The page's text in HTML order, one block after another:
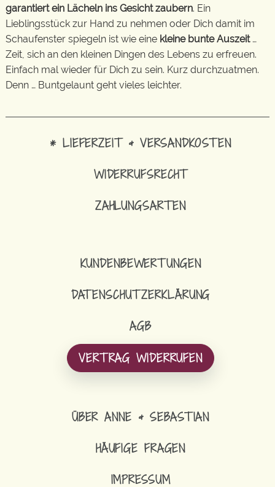
garantiert ein Lächeln ins Gesicht zaubern. Ein
Lieblingsstück zur Hand zu nehmen oder Dich damit im
Schaufenster spiegeln ist wie eine kleine bunte Auszeit…
Zeit, sich an den kleinen Dingen des Lebens zu erfreuen.
Einfach mal wieder für Dich zu sein. Kurz durchzuatmen.
Denn … Buntgelaunt geht vieles leichter.
* LIEFERZEIT & VERSANDKOSTEN
WIDERRUFSRECHT
ZAHLUNGSARTEN
KUNDENBEWERTUNGEN
DATENSCHUTZERKLÄRUNG
AGB
VERTRAG WIDERRUFEN
ÜBER ANNE & SEBASTIAN
HÄUFIGE FRAGEN
IMPRESSUM